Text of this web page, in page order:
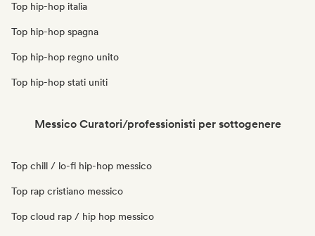
Top hip-hop italia
Top hip-hop spagna
Top hip-hop regno unito
Top hip-hop stati uniti
Messico Curatori/professionisti per sottogenere
Top chill / lo-fi hip-hop messico
Top rap cristiano messico
Top cloud rap / hip hop messico